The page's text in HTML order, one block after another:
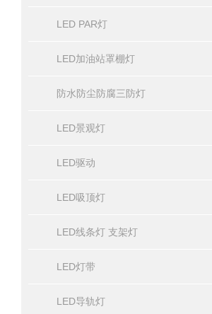
LED PAR灯
LED加油站罩棚灯
防水防尘防腐三防灯
LED景观灯
LED驱动
LED吸顶灯
LED线条灯 支架灯
LED灯带
LED导轨灯